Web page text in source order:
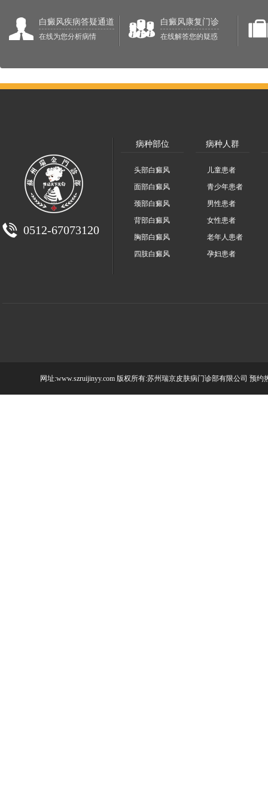
白癜风疾病答疑通道
在线为您分析病情
白癜风康复门诊
在线解答您的疑惑
0512-67073120
病种部位 病种人群
头部白癜风
面部白癜风
颈部白癜风
背部白癜风
胸部白癜风
四肢白癜风
儿童患者
青少年患者
男性患者
女性患者
老年人患者
孕妇患者
网址:www.szruijinyy.com 版权所有:苏州瑞京皮肤病门诊部有限公司 预约